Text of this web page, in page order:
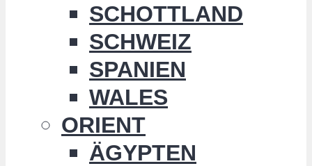
SCHOTTLAND
SCHWEIZ
SPANIEN
WALES
ORIENT
ÄGYPTEN